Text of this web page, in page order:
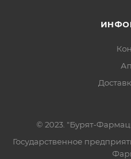
© 2023. "Бурят-
Государственное